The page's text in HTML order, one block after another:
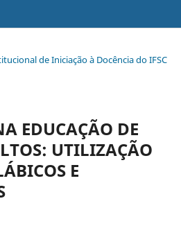
de Iniciação à Docência do IFSC
EDUCAÇÃO DE
UTILIZAÇÃO
E